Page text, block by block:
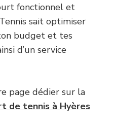
fonctionnel et
sait optimiser
budget et tes
d’un service
page dédier sur la
de tennis à Hyères